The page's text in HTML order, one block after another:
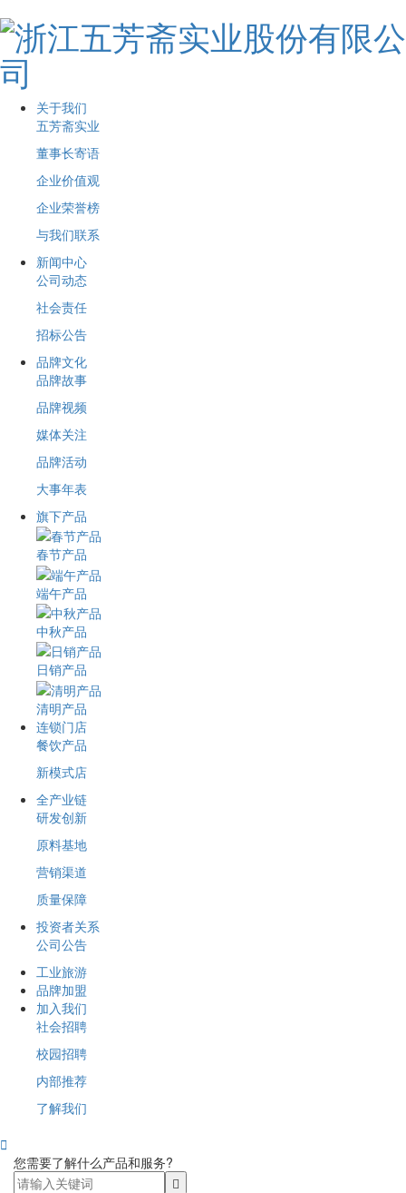
关于我们
五芳斋实业
董事长寄语
企业价值观
企业荣誉榜
与我们联系
新闻中心
公司动态
社会责任
招标公告
品牌文化
品牌故事
品牌视频
媒体关注
品牌活动
大事年表
旗下产品
春节产品
端午产品
中秋产品
日销产品
清明产品
连锁门店
餐饮产品
新模式店
全产业链
研发创新
原料基地
营销渠道
质量保障
投资者关系
公司公告
工业旅游
品牌加盟
加入我们
社会招聘
校园招聘
内部推荐
了解我们

您需要了解什么产品和服务?